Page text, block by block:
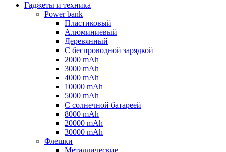
Гаджеты и техника +
Power bank +
Пластиковый
Алюминиевый
Деревянный
С беспроводной зарядкой
2000 mAh
3000 mAh
4000 mAh
10000 mAh
5000 mAh
С солнечной батареей
8000 mAh
20000 mAh
30000 mAh
Флешки +
Металлические